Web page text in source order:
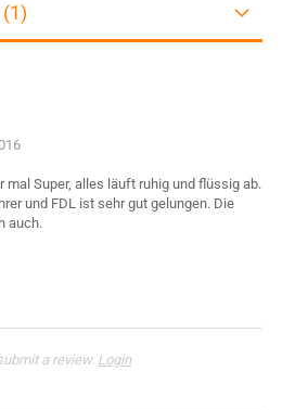
mal Super, alles läuft ruhig und flüssig ab.
und FDL ist sehr gut gelungen. Die
auch.
a review. Login